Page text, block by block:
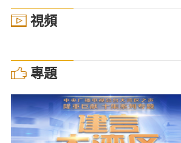
視頻
專題